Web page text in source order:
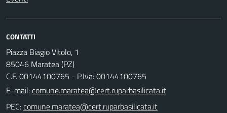
CONTATTI
Piazza Biagio Vitolo, 1
85046 Maratea (PZ)
C.F. 00144100765 - P.Iva: 00144100765
E-mail:
PEC: